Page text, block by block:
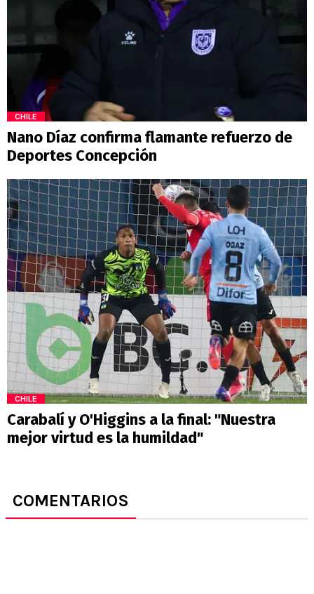
CHILE
Nano Díaz confirma flamante refuerzo de
Deportes Concepción
CHILE
Carabalí y O'Higgins a la final: "Nuestra
mejor virtud es la humildad"
COMENTARIOS